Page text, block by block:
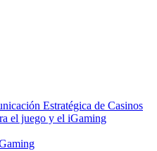
Estratégica de Casinos
el juego y el iGaming